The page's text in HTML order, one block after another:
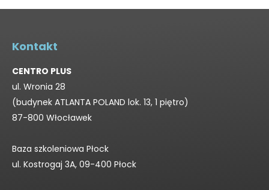
Kontakt
CENTRO PLUS
ul. Wronia 28
(budynek ATLANTA POLAND lok. 13, 1 piętro)
87-800 Włocławek
Baza szkoleniowa Płock
ul. Kostrogaj 3A, 09-400 Płock